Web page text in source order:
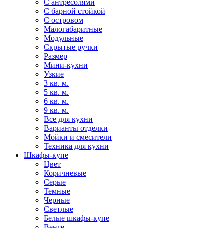
С антресолями
С барной стойкой
С островом
Малогабаритные
Модульные
Скрытые ручки
Размер
Мини-кухни
Узкие
3 кв. м.
5 кв. м.
6 кв. м.
9 кв. м.
Все для кухни
Варианты отделки
Мойки и смесители
Техника для кухни
Шкафы-купе
Цвет
Коричневые
Серые
Темные
Черные
Светлые
Белые шкафы-купе